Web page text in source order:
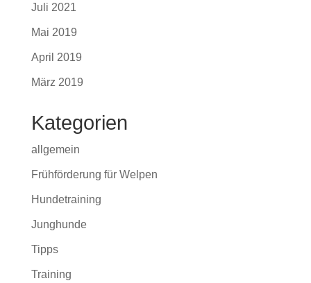
Juli 2021
Mai 2019
April 2019
März 2019
Kategorien
allgemein
Frühförderung für Welpen
Hundetraining
Junghunde
Tipps
Training